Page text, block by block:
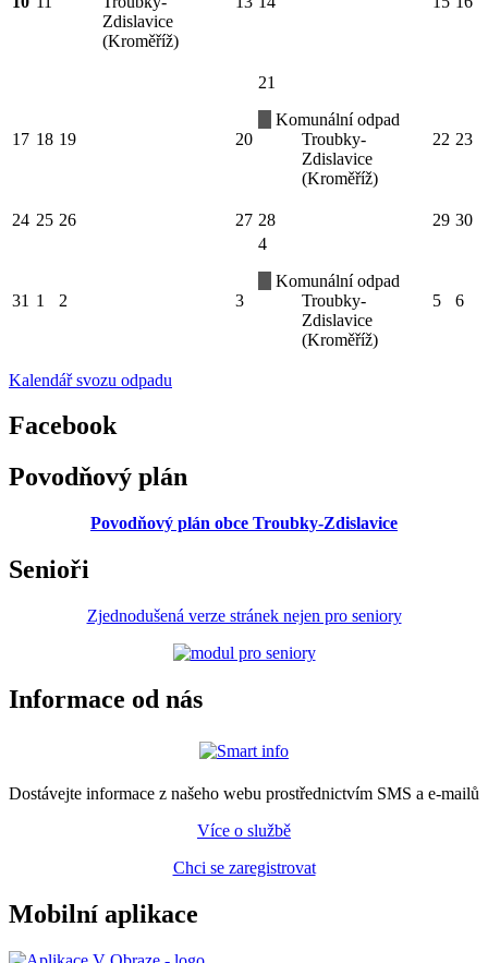
Zdislavice
(Kroměříž)
17 18 19 20
21
Komunální odpad
Troubky-
Zdislavice
(Kroměříž)
22 23
24 25 26 27 28 29 30
31 1 2 3
4
Komunální odpad
Troubky-
Zdislavice
(Kroměříž)
5 6
Kalendář svozu odpadu
Facebook
Povodňový plán
Povodňový plán obce Troubky-Zdislavice
Senioři
Zjednodušená verze stránek nejen pro seniory
Informace od nás
Dostávejte informace z našeho webu prostřednictvím SMS a e-mailů
Více o službě
Chci se zaregistrovat
Mobilní aplikace